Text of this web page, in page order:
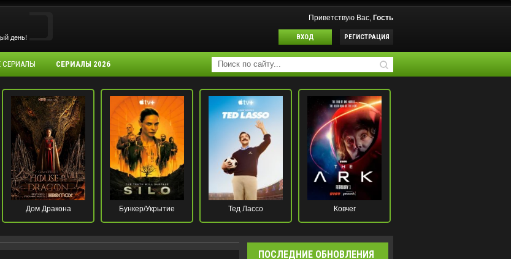
день!
Приветствую Вас, Гость
ВХОД РЕГИСТРАЦИЯ
СЕРИАЛЫ СЕРИАЛЫ 2026
Дом Дракона Бункер/Укрытие Тед Лассо Ковчег
ПОСЛЕДНИЕ ОБНОВЛЕНИЯ